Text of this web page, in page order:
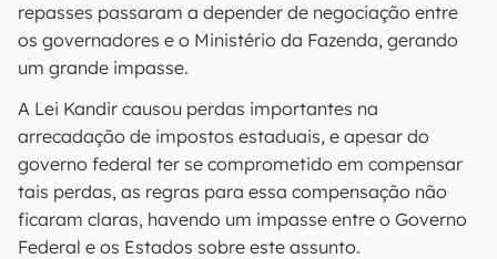
repasses passaram a depender de negociação entre
os governadores e o Ministério da Fazenda, gerando
um grande impasse.
A Lei Kandir causou perdas importantes na
arrecadação de impostos estaduais, e apesar do
governo federal ter se comprometido em compensar
tais perdas, as regras para essa compensação não
ficaram claras, havendo um impasse entre o Governo
Federal e os Estados sobre este assunto.